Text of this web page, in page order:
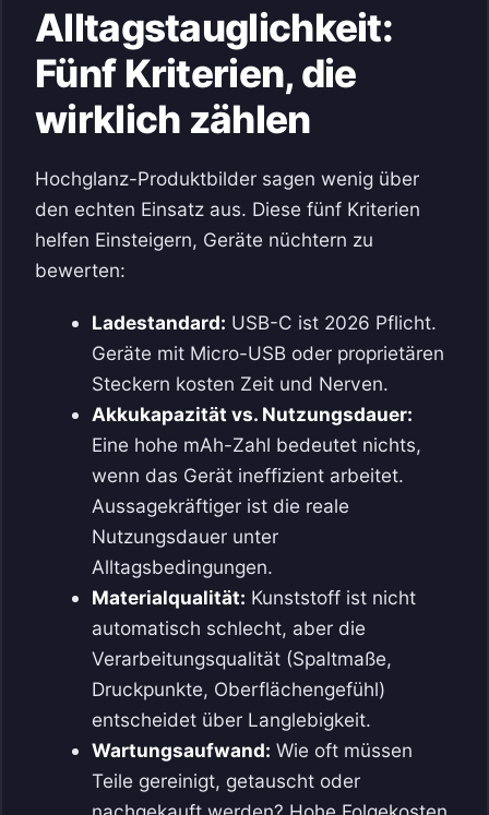
Alltagstauglichkeit:
Fünf Kriterien, die
wirklich zählen
Hochglanz-Produktbilder sagen wenig über
den echten Einsatz aus. Diese fünf Kriterien
helfen Einsteigern, Geräte nüchtern zu
bewerten:
Ladestandard: USB-C ist 2026 Pflicht.
Geräte mit Micro-USB oder proprietären
Steckern kosten Zeit und Nerven.
Akkukapazität vs. Nutzungsdauer:
Eine hohe mAh-Zahl bedeutet nichts,
wenn das Gerät ineffizient arbeitet.
Aussagekräftiger ist die reale
Nutzungsdauer unter
Alltagsbedingungen.
Materialqualität: Kunststoff ist nicht
automatisch schlecht, aber die
Verarbeitungsqualität (Spaltmaße,
Druckpunkte, Oberflächengefühl)
entscheidet über Langlebigkeit.
Wartungsaufwand: Wie oft müssen
Teile gereinigt, getauscht oder